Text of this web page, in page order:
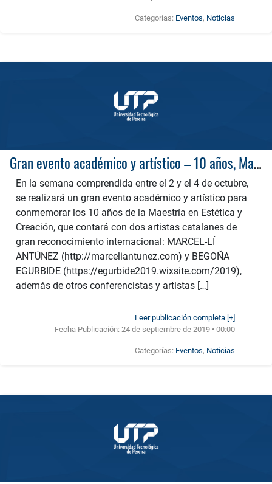
Categorías: Eventos, Noticias
Gran evento académico y artístico – 10 años, Maestría en Estética y Creación
En la semana comprendida entre el 2 y el 4 de octubre,
se realizará un gran evento académico y artístico para
conmemorar los 10 años de la Maestría en Estética y
Creación, que contará con dos artistas catalanes de
gran reconocimiento internacional: MARCEL-LÍ
ANTÚNEZ (http://marceliantunez.com) y BEGOÑA
EGURBIDE (https://egurbide2019.wixsite.com/2019),
además de otros conferencistas y artistas […]
Leer publicación completa [+]
Fecha Publicación:24 de septiembre de 2019 • 00:00
Categorías: Eventos, Noticias